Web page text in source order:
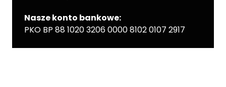
Nasze konto bankowe:
PKO BP 88 1020 3206 0000 8102 0107 2917